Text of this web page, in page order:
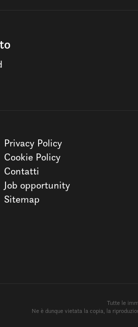
Privacy Policy
Cookie Policy
Contatti
Job opportunity
Sitemap
Tutte le
Ne è dunque vietata la copia, la